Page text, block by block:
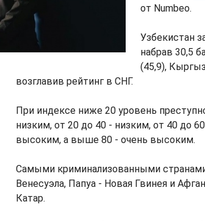
от Numbeo.
Узбекистан
набрав 30,5
(45,9),
возглавив рейтинг в СНГ.
При индексе ниже 20 уровень
низким, от 20 до 40 - низким, от 40 до
высоким, а выше 80 - очень высоким.
Самыми криминализованными
Венесуэла, Папуа - Новая Гвинея и
Катар.